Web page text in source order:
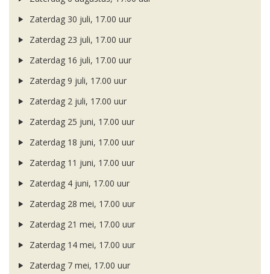
Zaterdag 30 juli, 17.00 uur
Zaterdag 23 juli, 17.00 uur
Zaterdag 16 juli, 17.00 uur
Zaterdag 9 juli, 17.00 uur
Zaterdag 2 juli, 17.00 uur
Zaterdag 25 juni, 17.00 uur
Zaterdag 18 juni, 17.00 uur
Zaterdag 11 juni, 17.00 uur
Zaterdag 4 juni, 17.00 uur
Zaterdag 28 mei, 17.00 uur
Zaterdag 21 mei, 17.00 uur
Zaterdag 14 mei, 17.00 uur
Zaterdag 7 mei, 17.00 uur